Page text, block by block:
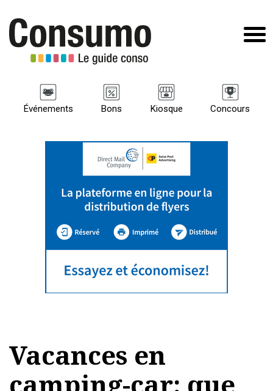
Événements Bons Kiosque Concours
Vacances en
camping-car: que